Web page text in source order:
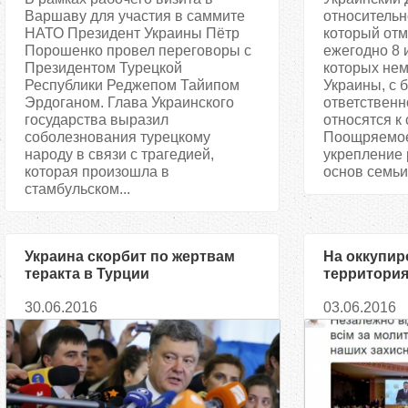
Варшаву для участия в саммите
НАТО Президент Украины Пётр
Порошенко провел переговоры с
Президентом Турецкой
Республики Реджепом Тайипом
Эрдоганом. Глава Украинского
государства выразил
соболезнования турецкому
народу в связи с трагедией,
которая произошла в
стамбульском...
который
ежегодно 8
которых
Украины, с
относятся к
укрепление
основ
Украина скорбит по жертвам
теракта в Турции
30.06.2016
На
иудеев,
КП и
03.06.2016